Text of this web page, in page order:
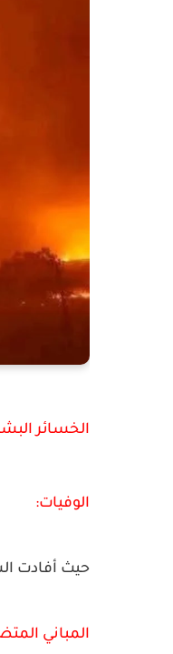
الخسائر
الوفيات:
حيث أفادت السلطات
المباني